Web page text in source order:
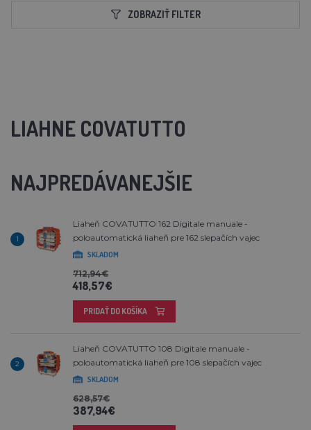
ZOBRAZIŤ FILTER
LIAHNE COVATUTTO
NAJPREDÁVANEJŠIE
1
Liaheň COVATUTTO 162 Digitale manuale -
poloautomatická liaheň pre 162 slepačích vajec
SKLADOM
712,94€
418,57€
PRIDAŤ DO KOŠÍKA
2
Liaheň COVATUTTO 108 Digitale manuale -
poloautomatická liaheň pre 108 slepačích vajec
SKLADOM
628,57€
387,94€